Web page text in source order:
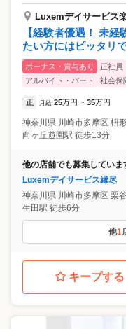
Luxemデイサービス
【経験者優遇！ 未
たい方にはピッタリで
ボーナス・賞与あり 正社員
アルバイト・パート
社会保
正 月給 25万円 ~ 35万円
神奈川県 川崎市多摩区 枡
向ヶ丘遊園駅 徒歩13分
他の店舗でも募集していま
Luxemデイサービス縁尽
神奈川県 川崎市多摩区 栗
生田駅 徒歩6分
他1
キープする